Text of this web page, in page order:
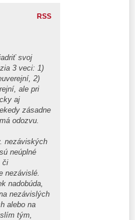
RSS
svoj
3 veci: 1)
2)
ale pri
aj
zásadne
odozvu.
nezáviských
neúplné
či
nezávislé.
nadobúda,
nezávislých
alebo na
tým,